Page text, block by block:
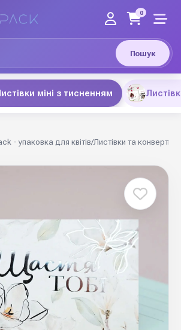
Пошук
0
міні з тисненням
- упаковка для квітів/Листівки та конверти